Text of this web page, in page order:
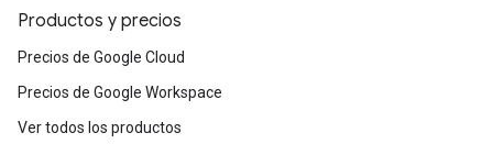
Productos y precios
Precios de Google Cloud
Precios de Google Workspace
Ver todos los productos